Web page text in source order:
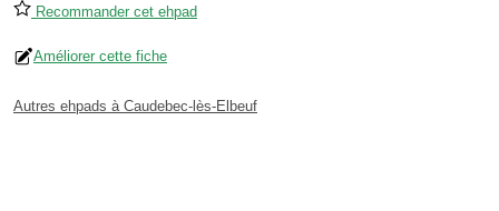
Recommander cet ehpad
Améliorer cette fiche
Autres ehpads à Caudebec-lès-Elbeuf